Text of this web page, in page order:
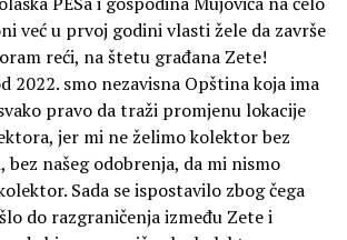
već u prvoj godini vlasti žele da završe
reći, na štetu građana Zete!
2022. smo nezavisna Opština koja ima
pravo da traži promjenu lokacije
jer mi ne želimo kolektor bez
bez našeg odobrenja, da mi nismo
Sada se ispostavilo zbog čega
do razgraničenja između Zete i